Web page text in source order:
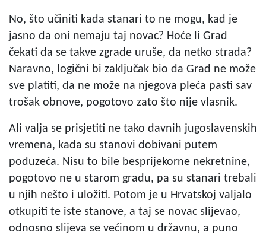
No, što učiniti kada stanari to ne mogu, kad je
jasno da oni nemaju taj novac? Hoće li Grad
čekati da se takve zgrade uruše, da netko strada?
Naravno, logični bi zaključak bio da Grad ne može
sve platiti, da ne može na njegova pleća pasti sav
trošak obnove, pogotovo zato što nije vlasnik.
Ali valja se prisjetiti ne tako davnih jugoslavenskih
vremena, kada su stanovi dobivani putem
poduzeća. Nisu to bile besprijekorne nekretnine,
pogotovo ne u starom gradu, pa su stanari trebali
u njih nešto i uložiti. Potom je u Hrvatskoj valjalo
otkupiti te iste stanove, a taj se novac slijevao,
odnosno slijeva se većinom u državnu, a puno